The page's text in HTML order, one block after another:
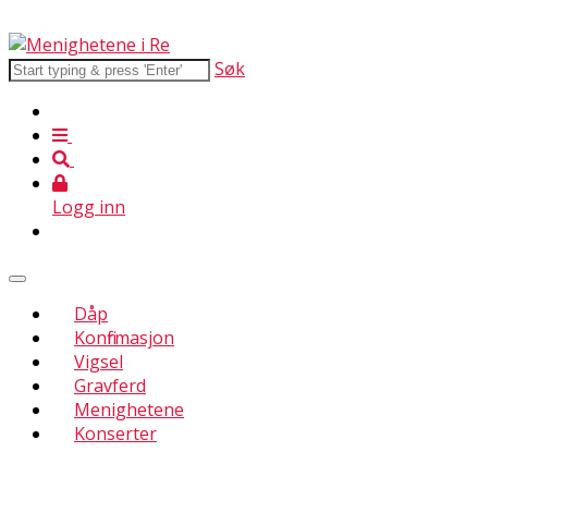
Søk
Logg inn
Dåp
Konfirmasjon
Vigsel
Gravferd
Menighetene
Konserter